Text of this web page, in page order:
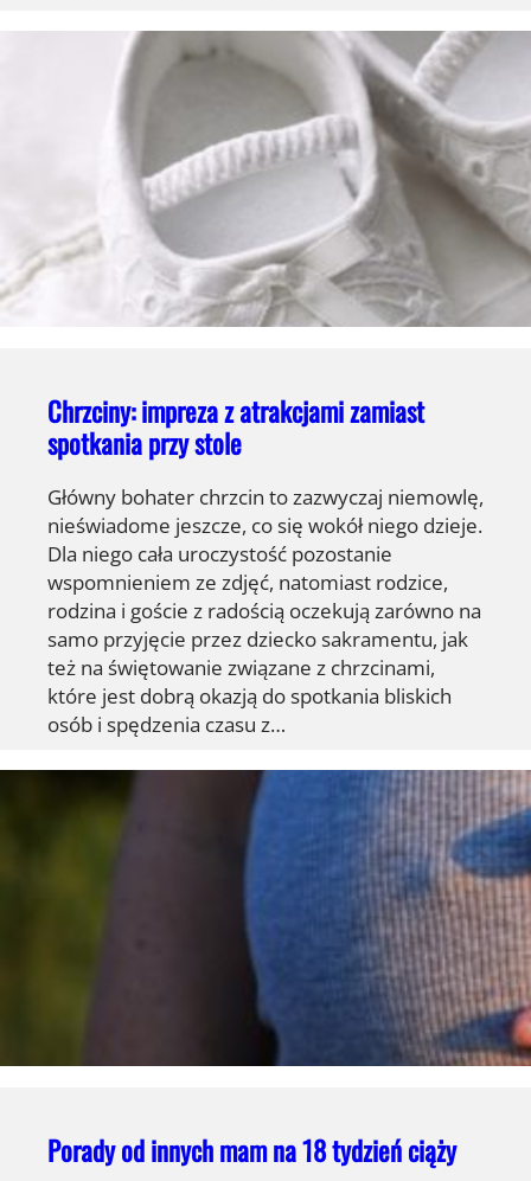
Chrzciny: impreza z atrakcjami zamiast
spotkania przy stole
Główny bohater chrzcin to zazwyczaj niemowlę,
nieświadome jeszcze, co się wokół niego dzieje.
Dla niego cała uroczystość pozostanie
wspomnieniem ze zdjęć, natomiast rodzice,
rodzina i goście z radością oczekują zarówno na
samo przyjęcie przez dziecko sakramentu, jak
też na świętowanie związane z chrzcinami,
które jest dobrą okazją do spotkania bliskich
osób i spędzenia czasu z…
Porady od innych mam na 18 tydzień ciąży